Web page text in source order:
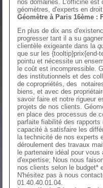
nos domaines. L'officine est
géomètres, d'experts en
Géomètre à Paris 16ème :
En plus de dix ans
progresser tant il a su
clientèle exigeante dans la
que sur les {tooltip}prix{end-
pointu et nécessite un
le coût est incompressible.
des institutionnels et des
de copropriétés, des
biens, et avec des
savoir faire et notre rigueur
projets de nos clients.
en place des processus de
parfaite fiabilité des
capacité à satisfaire les
la technicité de nos experts
déroulement des travaux
le partenaire idéal pour
d'expertise; Nous nous
nos clients selon le budget*
N'hésitez pas à nous
01.40.40.01.04.